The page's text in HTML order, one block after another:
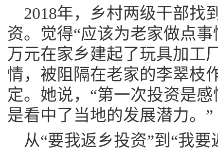
2018年，乡村两级干部找
资。觉得“应该为老家做点
万元在家乡建起了玩具加工
情，被阻隔在老家的李翠枝
定。她说，“第一次投资是
是看中了当地的发展潜力。”
从“要我返乡投资”到“我